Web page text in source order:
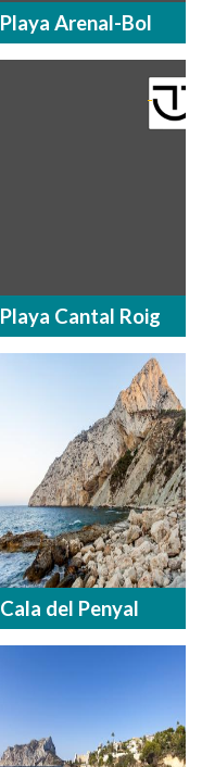
Playa Arenal-Bol
Playa Cantal Roig
Cala del Penyal